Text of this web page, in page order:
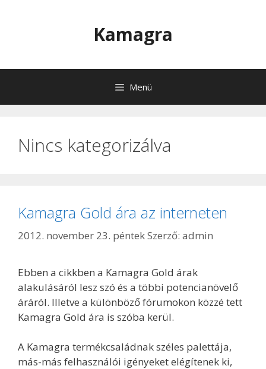
Kamagra
Menü
Nincs kategorizálva
Kamagra Gold ára az interneten
2012. november 23. péntekSzerző: admin
Ebben a cikkben a Kamagra Gold árak
alakulásáról lesz szó és a többi potencianövelő
áráról. Illetve a különböző fórumokon közzé tett
Kamagra Gold ára is szóba kerül.
A Kamagra termékcsaládnak széles palettája,
más-más felhasználói igényeket elégítenek ki,